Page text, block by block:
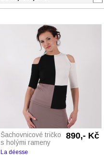
Šachovnicové tričko
s holými rameny
890,- Kč
La déesse